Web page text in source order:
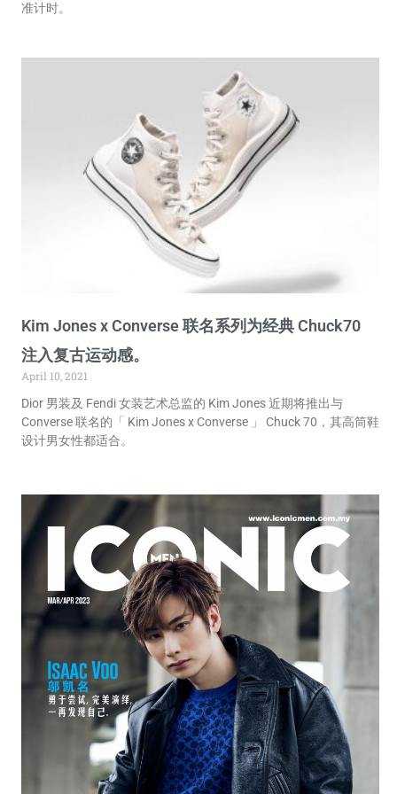
准计时。
Kim Jones x Converse 联名系列为经典 Chuck70
注入复古运动感。
April 10, 2021
Dior 男装及 Fendi 女装艺术总监的 Kim Jones 近期将推出与
Converse 联名的「 Kim Jones x Converse 」 Chuck 70，其高筒鞋
设计男女性都适合。